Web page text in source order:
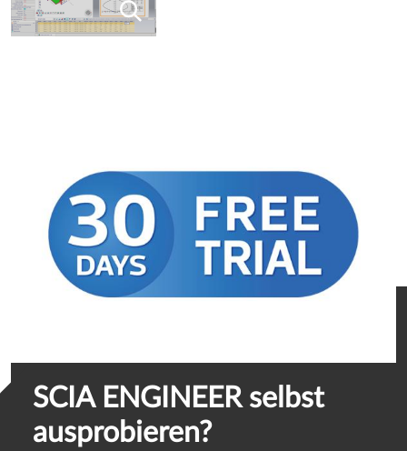
SCIA ENGINEER selbst
ausprobieren?